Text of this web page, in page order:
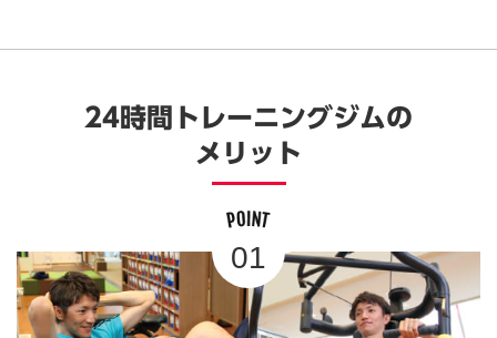
24時間トレーニングジムの
メリット